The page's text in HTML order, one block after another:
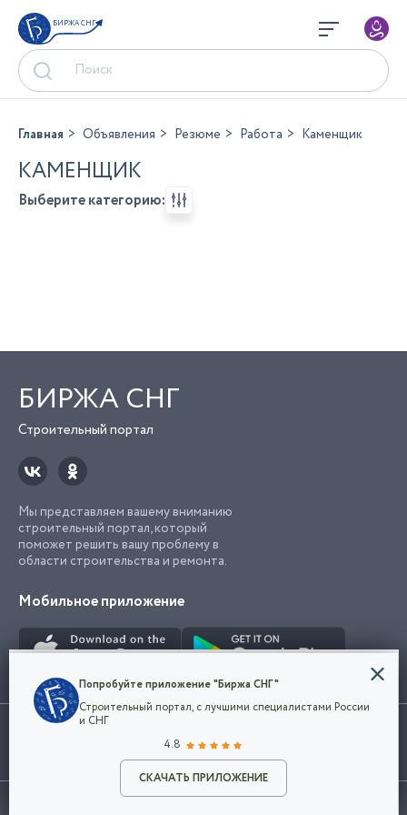
БИРЖА СНГ
Разместить объявление
Главная Объявления Резюме Работа Каменщик
КАМЕНЩИК
Выберите категорию:
БИРЖА СНГ
Строительный портал
Мы представляем вашему вниманию
строительный портал, который
поможет решить вашу проблему в
области строительства и ремонта.
Мобильное приложение
Использование сайта, в том числе подача объявлений, означает
марки представленные на сайте являются собственностью их
©2026Биржа СНГ
Конфиденциальность
Мы используем файлы cookie, чтобы сделать
наш сайт удобным для каждого
Политикой конфиденциальности компании
и принимаете условия использования cookie.
Попробуйте приложение "Биржа СНГ"
Строительный портал, с лучшими специалистами России
и СНГ
4.8
СКАЧАТЬ ПРИЛОЖЕНИЕ